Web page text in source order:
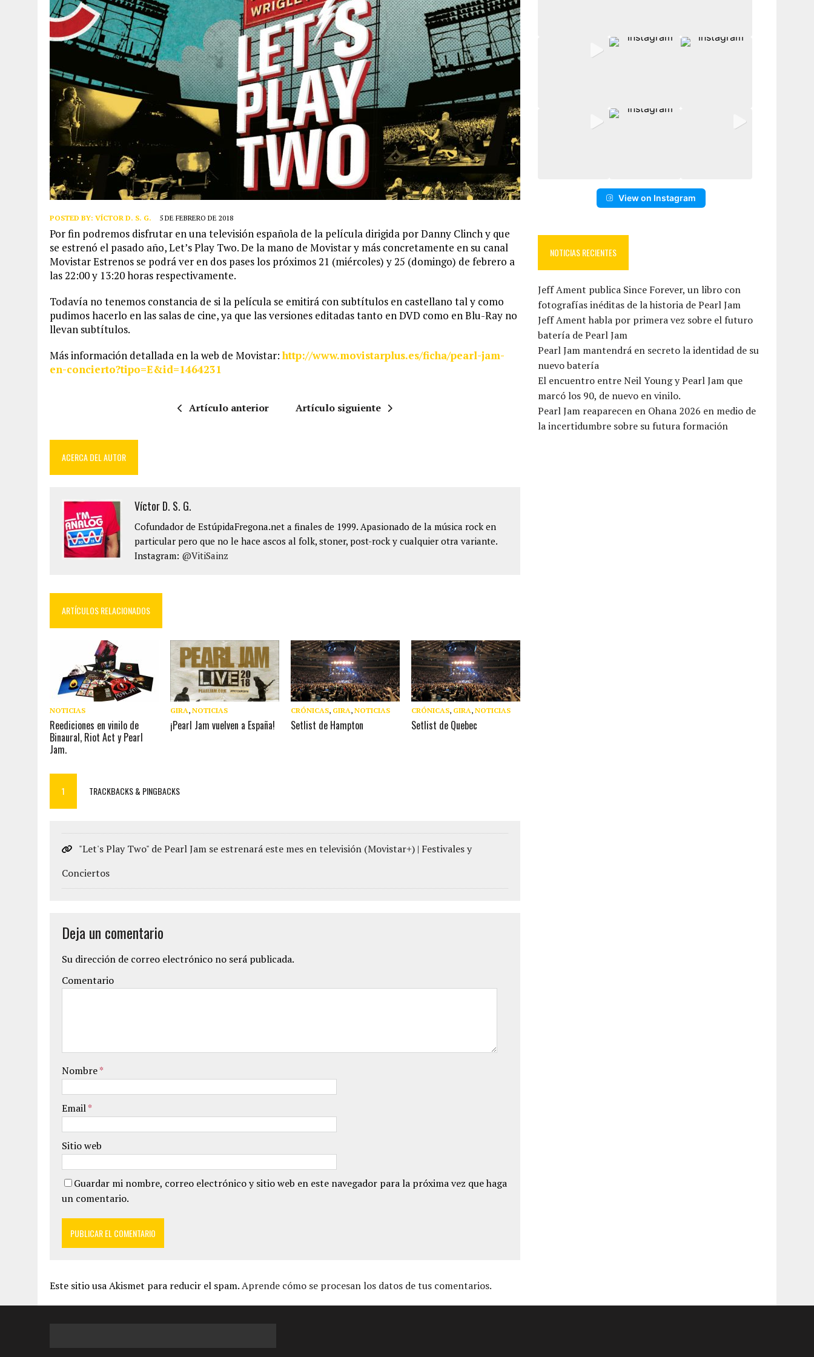
POSTED BY: VÍCTOR D. S. G. 5 DE FEBRERO DE 2018
Por fin podremos disfrutar en una televisión española de la película dirigida por Danny Clinch y que
se estrenó el pasado año, Let’s Play Two. De la mano de Movistar y más concretamente en su canal
Movistar Estrenos se podrá ver en dos pases los próximos 21 (miércoles) y 25 (domingo) de febrero a
las 22:00 y 13:20 horas respectivamente.
Todavía no tenemos constancia de si la película se emitirá con subtítulos en castellano tal y como
pudimos hacerlo en las salas de cine, ya que las versiones editadas tanto en DVD como en Blu-Ray no
llevan subtítulos.
Más información detallada en la web de Movistar:http://www.movistarplus.es/ficha/pearl-jam-
en-concierto?tipo=E&id=1464231
Artículo anterior Artículo siguiente
ACERCA DEL AUTOR
Víctor D. S. G.
Cofundador de EstúpidaFregona.net a finales de 1999. Apasionado de la música rock en
particular pero que no le hace ascos al folk, stoner, post-rock y cualquier otra variante.
Instagram: @VitiSainz
ARTÍCULOS RELACIONADOS
NOTICIAS
Reediciones en vinilo de
Binaural, Riot Act y Pearl
Jam.
GIRA,NOTICIAS
¡Pearl Jam vuelven a España!
CRÓNICAS, GIRA,NOTICIAS
Setlist de Hampton
CRÓNICAS, GIRA,NOTICIAS
Setlist de Quebec
1 TRACKBACKS & PINGBACKS
"Let's Play Two" de Pearl Jam se estrenará este mes en televisión (Movistar+) | Festivales y
Conciertos
Deja un comentario
Su dirección de correo electrónico no será publicada.
Comentario
Nombre*
Email*
Sitio web
Guardar mi nombre, correo electrónico y sitio web en este navegador para la próxima vez que haga
un comentario.
Este sitio usa Akismet para reducir el spam.Aprende cómo se procesan los datos de tus comentarios.
View on Instagram
NOTICIAS RECIENTES
Jeff Ament publica Since Forever, un libro con
fotografías inéditas de la historia de Pearl Jam
Jeff Ament habla por primera vez sobre el futuro
batería de Pearl Jam
Pearl Jam mantendrá en secreto la identidad de su
nuevo batería
El encuentro entre Neil Young y Pearl Jam que
marcó los 90, de nuevo en vinilo.
Pearl Jam reaparecen en Ohana 2026 en medio de
la incertidumbre sobre su futura formación